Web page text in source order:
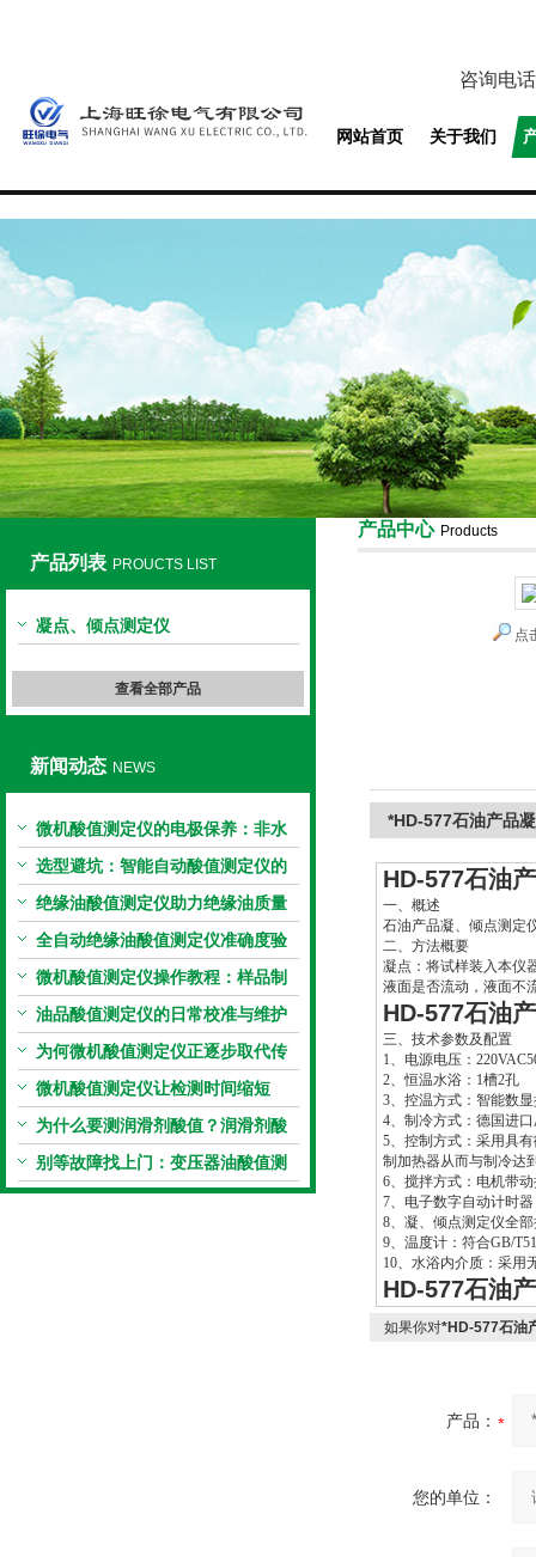
上海旺徐电气有限公司
咨询电
网站首页 关于我们
产品列表 PROUCTS LIST
凝点、倾点测定仪
查看全部产品
新闻动态 NEWS
微机酸值测定仪的电极保养：非水
电极的清洗与活化方法
选型避坑：智能自动酸值测定仪的
加热功率与萃取时间关系
绝缘油酸值测定仪助力绝缘油质量
把控，降低设备故障
全自动绝缘油酸值测定仪准确度验
证：标准物质标定步骤
微机酸值测定仪操作教程：样品制
备、参数设置与结果解读
油品酸值测定仪的日常校准与维护
流程
为何微机酸值测定仪正逐步取代传
统手动滴定法？
微机酸值测定仪让检测时间缩短
50%
为什么要测润滑剂酸值？润滑剂酸
值测定法告诉你答案
别等故障找上门：变压器油酸值测
试仪的预警功能
产品中心 Products
点
*HD-577石油产品
HD-577石油
一、概述
石油产品凝、倾点测定
二、方法概要
凝点：将试样装入本仪
液面是否流动，液面不
HD-577石油
三、技术参数及配置
1、电源电压：
2、恒温水浴：1槽2孔
3、控温方式：智能数
4、制冷方式：德国进
5、控制方式：采用具
制加热器从而与制冷达
6、搅拌方式：电机带
7、电子数字自动计时器
8、凝、倾点测定仪全
9、温度计：符合GB/
10、水浴内介质：采用
HD-577石油
如果你对*HD-577石油
产品：
您的单位：